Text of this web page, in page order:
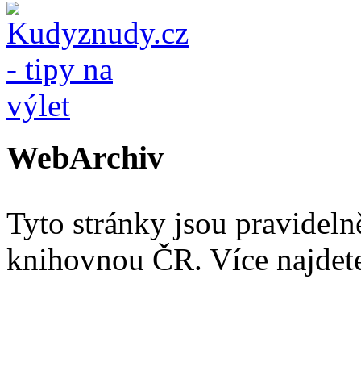
WebArchiv
Tyto stránky jsou
knihovnou ČR. Více